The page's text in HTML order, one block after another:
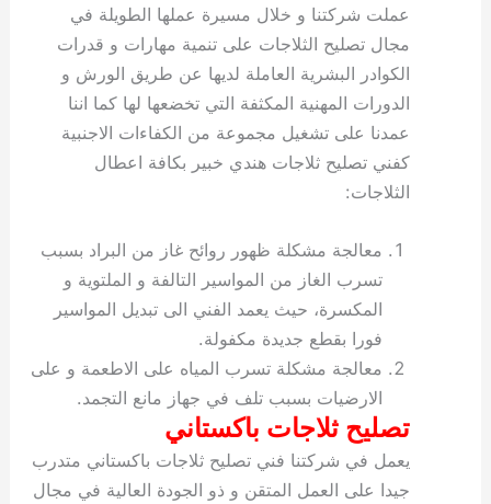
عملت شركتنا و خلال مسيرة عملها الطويلة في
مجال تصليح الثلاجات على تنمية مهارات و قدرات
الكوادر البشرية العاملة لديها عن طريق الورش و
الدورات المهنية المكثفة التي تخضعها لها كما اننا
عمدنا على تشغيل مجموعة من الكفاءات الاجنبية
كفني تصليح ثلاجات هندي خبير بكافة اعطال
الثلاجات:
معالجة مشكلة ظهور روائح غاز من البراد بسبب
تسرب الغاز من المواسير التالفة و الملتوية و
المكسرة، حيث يعمد الفني الى تبديل المواسير
فورا بقطع جديدة مكفولة.
معالجة مشكلة تسرب المياه على الاطعمة و على
الارضيات بسبب تلف في جهاز مانع التجمد.
تصليح ثلاجات باكستاني
يعمل في شركتنا فني تصليح ثلاجات باكستاني متدرب
جيدا على العمل المتقن و ذو الجودة العالية في مجال